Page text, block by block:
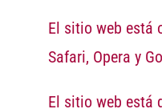
El sitio web está
Safari, Opera y
El sitio web está